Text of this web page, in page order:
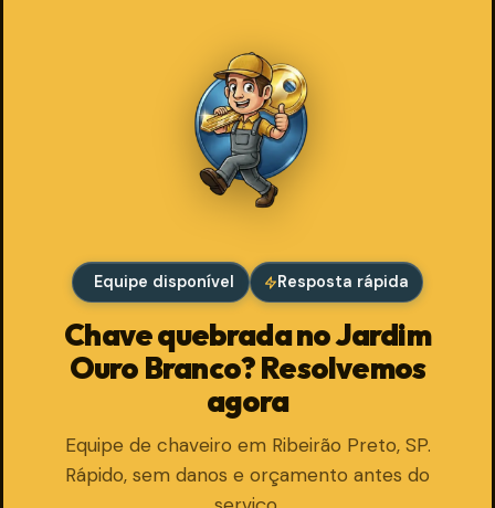
Equipe disponível Resposta rápida
Chave quebrada no Jardim
Ouro Branco? Resolvemos
agora
Equipe de chaveiro em Ribeirão Preto, SP.
Rápido, sem danos e orçamento antes do